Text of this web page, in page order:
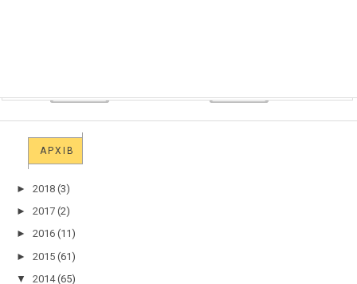
АРХІВ
► 2018 (3)
► 2017 (2)
► 2016 (11)
► 2015 (61)
▼
2014 (65)